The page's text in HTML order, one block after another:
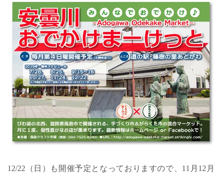
12/22（日）も開催予定となっておりますので、11月12月